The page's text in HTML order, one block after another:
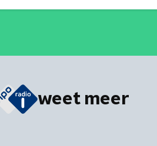
weet meer